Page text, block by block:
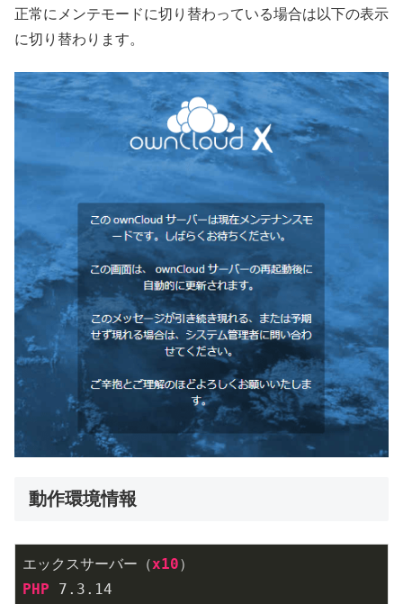
正常にメンテモードに切り替わっている場合は以下の表示
に切り替わります。
動作環境情報
エックスサーバー（x10
PHP 7 .3 .14